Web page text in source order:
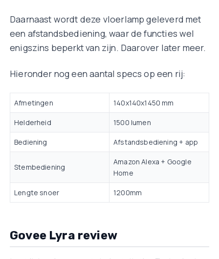
Daarnaast wordt deze vloerlamp geleverd met
een afstandsbediening, waar de functies wel
enigszins beperkt van zijn. Daarover later meer.
Hieronder nog een aantal specs op een rij:
Afmetingen 140x140x1450 mm
Helderheid 1500 lumen
Bediening Afstandsbediening + app
Stembediening
Amazon Alexa + Google
Home
Lengte snoer 1200mm
Govee Lyra review